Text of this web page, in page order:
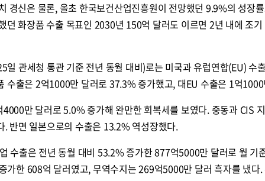
경신은 물론, 올초 한국보건산업진흥원이 전망했던 9.9%의 성장
던 화장품 수출 목표인 2030년 150억 달러도 이르면 2년 내에 조
일 관세청 통관 기준 전년 동월 대비)로는 미국과 유럽연합(EU) 수
수출은 2억1000만 달러로 37.3% 증가했고, 대EU 수출은 1억
만 달러로 5.0% 증가해 완만한 회복세를 보였다. 중동과 CIS
. 반면 일본으로의 수출은 13.2% 역성장했다.
수출은 전년 동월 대비 53.2% 증가한 877억5000만 달러로 월 기
가한 608억 달러였고, 무역수지는 269억5000만 달러 흑자를 냈다